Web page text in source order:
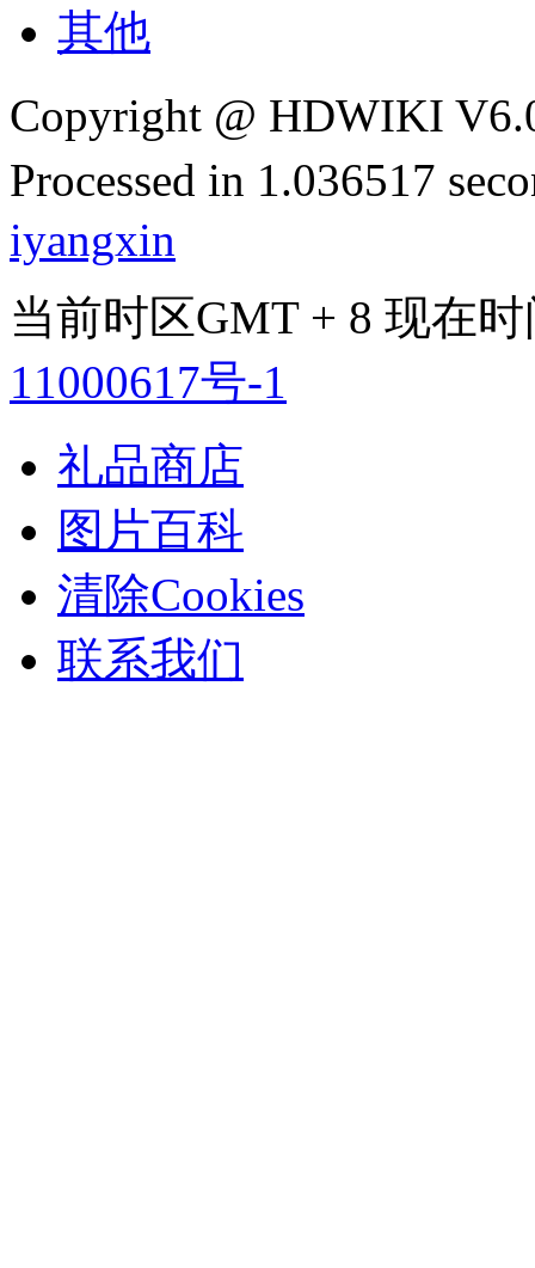
其他
Copyright @ HDWIKI
Processed in 1.036517
iyangxin
当前时区GMT + 8 现在
11000617号-1
礼品商店
图片百科
清除Cookies
联系我们